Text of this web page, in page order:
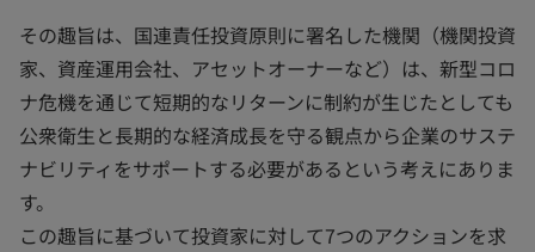
その趣旨は、国連責任投資原則に署名した機関（機関投資
家、資産運用会社、アセットオーナーなど）は、新型コロ
ナ危機を通じて短期的なリターンに制約が生じたとしても
公衆衛生と長期的な経済成長を守る観点から企業のサステ
ナビリティをサポートする必要があるという考えにありま
す。
この趣旨に基づいて投資家に対して7つのアクションを求